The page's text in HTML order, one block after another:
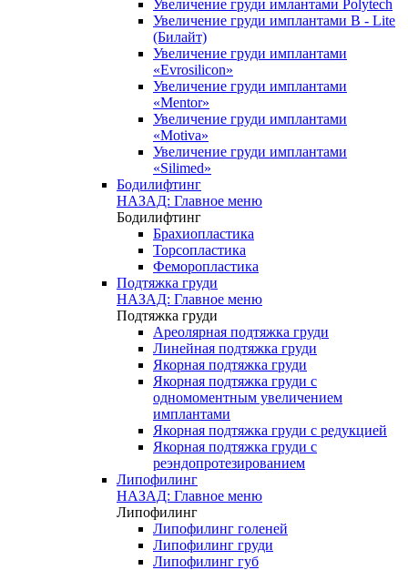
Увеличение груди имлантами Polytech
Увеличение груди имплантами B - Lite
(Билайт)
Увеличение груди имплантами
«Evrosilicon»
Увеличение груди имплантами
«Mentor»
Увеличение груди имплантами
«Motiva»
Увеличение груди имплантами
«Silimed»
Бодилифтинг
НАЗАД: Главное меню
Бодилифтинг
Брахиопластика
Торсопластика
Феморопластика
Подтяжка груди
НАЗАД: Главное меню
Подтяжка груди
Ареолярная подтяжка груди
Линейная подтяжка груди
Якорная подтяжка груди
Якорная подтяжка груди с
одномоментным увеличением
имплантами
Якорная подтяжка груди с редукцией
Якорная подтяжка груди с
реэндопротезированием
Липофилинг
НАЗАД: Главное меню
Липофилинг
Липофилинг голеней
Липофилинг груди
Липофилинг губ